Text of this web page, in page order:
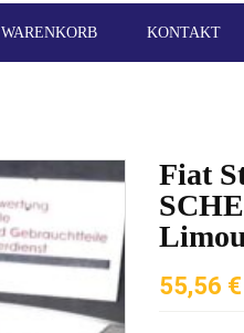
WARENKORB KONTAKT
Fiat
55,56 €